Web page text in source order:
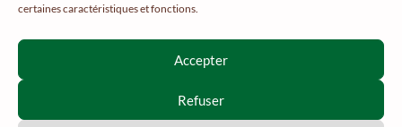
certaines caractéristiques et fonctions.
Accepter
Refuser